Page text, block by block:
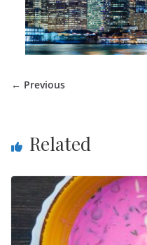
← Previous
Related